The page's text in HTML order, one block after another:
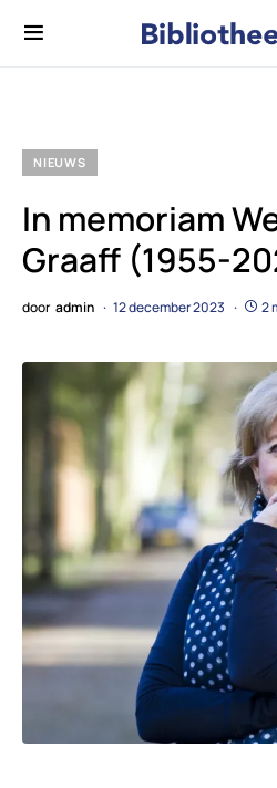
NIEUWS
In memoriam
Graaff (1955-
door admin 12 december 2023 2